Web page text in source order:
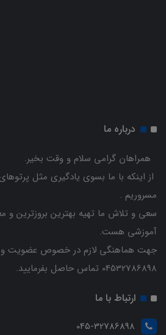
درباره ما
همراهان گرامی سلام و وقت بخیر.
از اینکه با ما بسوی یادگیری مثل
مسروریم .
سعی و تلاش ما تهیه بهترین بروزترین و
آموزشی هست.
جهت هماهنگی لازم در خصوص عضویت و
04532786898 تماس حاصل بفرمایید.
ارتباط با ما
045-32786898